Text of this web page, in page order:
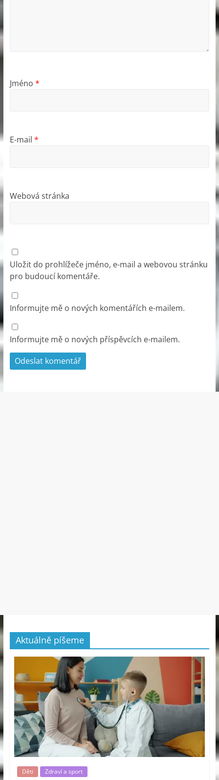
Jméno *
E-mail *
Webová stránka
Uložit do prohlížeče jméno, e-mail a webovou stránku
pro budoucí komentáře.
Informujte mě o nových komentářích e-mailem.
Informujte mě o nových příspěvcích e-mailem.
Aktuálně píšeme
Děti Zdraví a sport